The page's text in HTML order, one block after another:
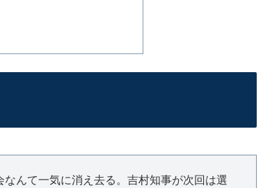
んて一気に消え去る。吉村知事が次回は選